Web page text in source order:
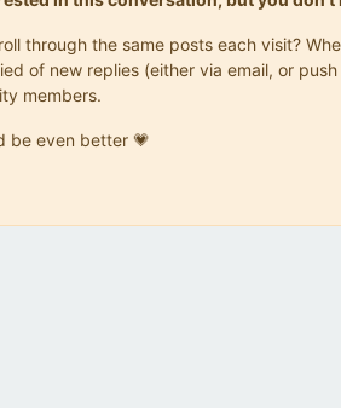
through the same posts each visit?
of new replies (either via email, or
members.
be even better 💗